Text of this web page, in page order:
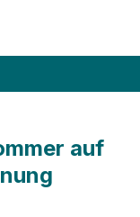
auf